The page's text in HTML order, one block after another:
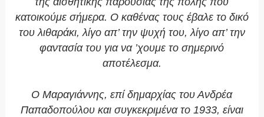
κατοικούμε σήμερα. Ο καθένας τους έβαλε το δικό
του λιθαράκι, λίγο απ’ την ψυχή του, λίγο απ’ την
φαντασία του για να ’χουμε το σημερινό
αποτέλεσμα.
Ο Μαραγιάννης, επί δημαρχίας του Ανδρέα
Παπαδοπούλου και συγκεκριμένα το 1933, είναι